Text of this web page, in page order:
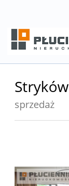
Stryków
sprzedaż